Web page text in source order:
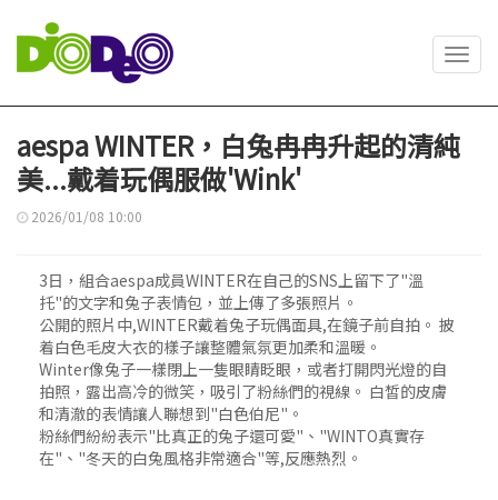
aespa WINTER，白兔冉冉升起的清純
美...戴着玩偶服做'Wink'
2026/01/08 10:00
3日，組合aespa成員WINTER在自己的SNS上留下了"溫
托"的文字和兔子表情包，並上傳了多張照片。
公開的照片中,WINTER戴着兔子玩偶面具,在鏡子前自拍。 披
着白色毛皮大衣的樣子讓整體氣氛更加柔和溫暖。
Winter像兔子一樣閉上一隻眼睛眨眼，或者打開閃光燈的自
拍照，露出高冷的微笑，吸引了粉絲們的視線。 白皙的皮膚
和清澈的表情讓人聯想到"白色伯尼"。
粉絲們紛紛表示"比真正的兔子還可愛"、"WINTO真實存
在"、"冬天的白兔風格非常適合"等,反應熱烈。